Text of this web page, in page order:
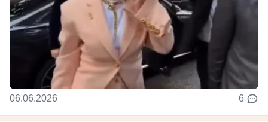
06.06.2026 6